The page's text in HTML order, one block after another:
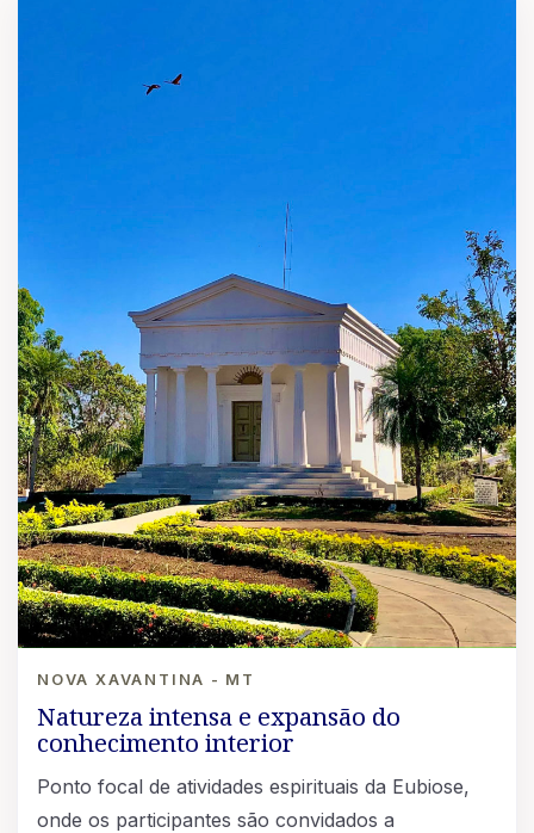
NOVA XAVANTINA - MT
Natureza intensa e expansão do
conhecimento interior
Ponto focal de atividades espirituais da Eubiose,
onde os participantes são convidados a